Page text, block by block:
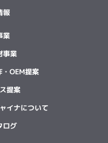
報
業
事業
・OEM提案
提案
イナについて
ログ